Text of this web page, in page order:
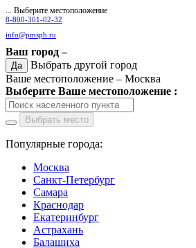
... Выберите местоположение
8-800-301-02-32
info@pmspb.ru
Ваш город –
Да
Выбрать другой город
Ваше местоположение – Москва
Выберите Ваше местоположение :
Выбрать место
Популярные города:
Москва
Санкт-Петербург
Самара
Краснодар
Екатеринбург
Астрахань
Балашиха